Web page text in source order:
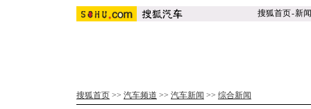
搜狐首页-新闻
搜狐首页 >> 汽车频道 >> 汽车新闻 >> 综合新闻